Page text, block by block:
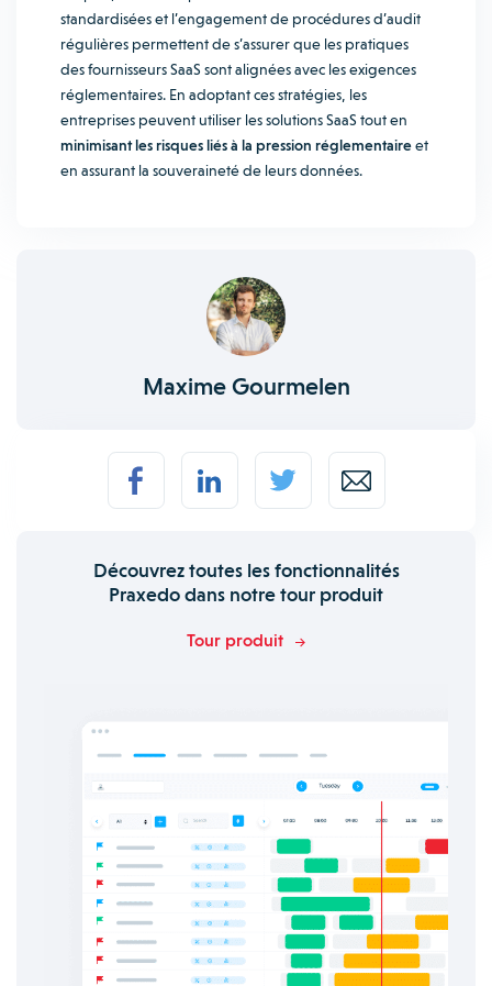
standardisées et l’engagement de procédures d’audit
régulières permettent de s’assurer que les pratiques
des fournisseurs SaaS sont alignées avec les exigences
réglementaires. En adoptant ces stratégies, les
entreprises peuvent utiliser les solutions SaaS tout en
minimisant les risques liés à la pression réglementaireet
en assurant la souveraineté de leurs données.
Maxime Gourmelen
Découvrez toutes les fonctionnalités
Praxedo dans notre tour produit
Tour produit